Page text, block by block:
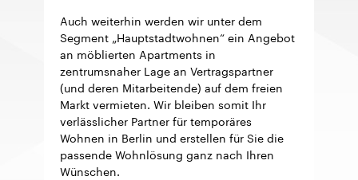
Auch weiterhin werden wir unter dem
Segment „Hauptstadtwohnen“ ein Angebot
an möblierten Apartments in
zentrumsnaher Lage an Vertragspartner
(und deren Mitarbeitende) auf dem freien
Markt vermieten. Wir bleiben somit Ihr
verlässlicher Partner für temporäres
Wohnen in Berlin und erstellen für Sie die
passende Wohnlösung ganz nach Ihren
Wünschen.